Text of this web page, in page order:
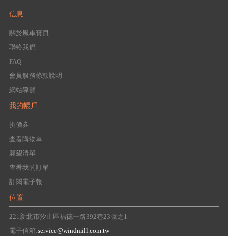
信息
關於風車寶貝
聯絡我們
FAQ
會員服務條款說明
網站導覽
我的帳戶
折價券
查看購物車
願望清單
查看我的訂單
訂閱電子報
位置
221新北市汐止區福德一路392巷23號之1
電子信箱:service@windmill.com.tw